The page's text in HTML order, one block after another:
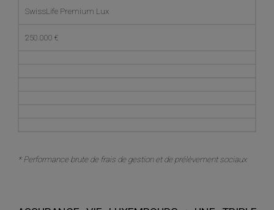
SwissLife Premium Lux
250.000 €
* Performance brute de frais de gestion et de prélèvement sociaux